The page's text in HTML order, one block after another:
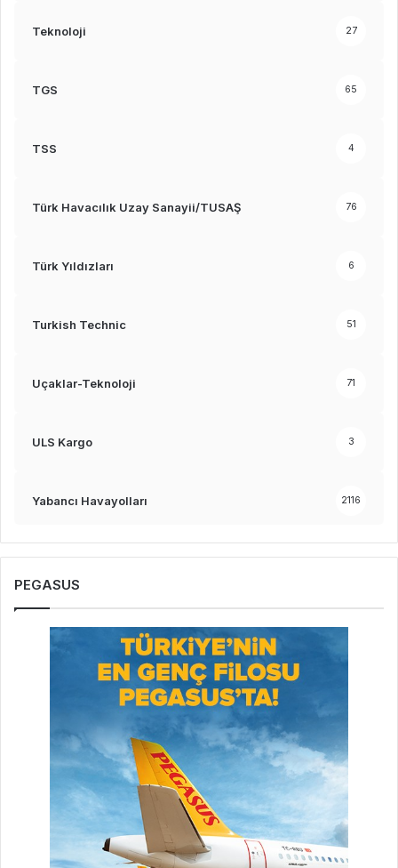
Teknoloji 27
TGS 65
TSS 4
Türk Havacılık Uzay Sanayii/TUSAŞ 76
Türk Yıldızları 6
Turkish Technic 51
Uçaklar-Teknoloji 71
ULS Kargo 3
Yabancı Havayolları 2116
PEGASUS